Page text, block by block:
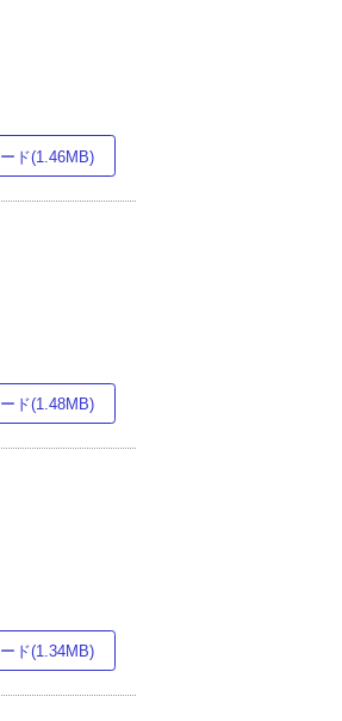
ド(1.46MB)
ド(1.48MB)
ド(1.34MB)